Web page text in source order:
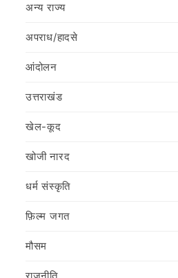
अन्य राज्य
अपराध/हादसे
आंदोलन
उत्तराखंड
खेल-कूद
खोजी नारद
धर्म संस्कृति
फ़िल्‍म जगत
मौसम